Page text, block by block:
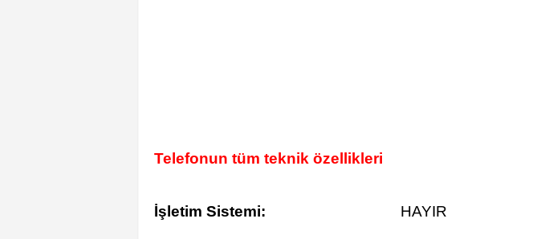
Telefonun tüm teknik özellikleri
İşletim Sistemi: HAYIR